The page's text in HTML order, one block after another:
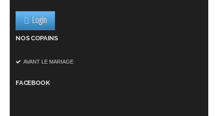
Login
NOS COPAINS
AVANT LE MARIAGE
FACEBOOK